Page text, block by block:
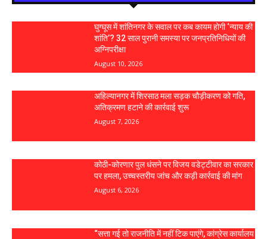
घुग्घूस में शांतिनगर के सवाल पर कब कायम होगी ‘न्याय की
शांति’? 32 साल पुरानी समस्या पर जनप्रतिनिधियों की
अग्निपरीक्षा
August 10, 2026
अहिल्यानगर में शिरसाठ मला सड़क चौड़ीकरण को गति,
अतिक्रमण हटाने की कार्रवाई शुरू
August 7, 2026
कोठी-कोरणार पुल धंसने पर विजय वडेट्टीवार का सरकार
पर हमला, उच्चस्तरीय जांच और कड़ी कार्रवाई की मांग
August 6, 2026
“सत्ता गई तो राजनीति में नहीं टिक पाएंगे, कांग्रेस कार्यालय